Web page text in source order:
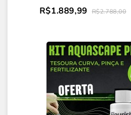
R$1.889,99 R$2.788,00